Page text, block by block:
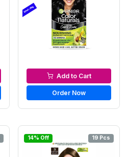
Hair Color
Add to Cart
Order Now
14% Off 19 Pcs